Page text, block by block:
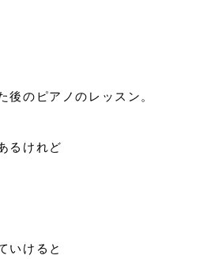
後のピアノのレッスン。
るけれど
いけると